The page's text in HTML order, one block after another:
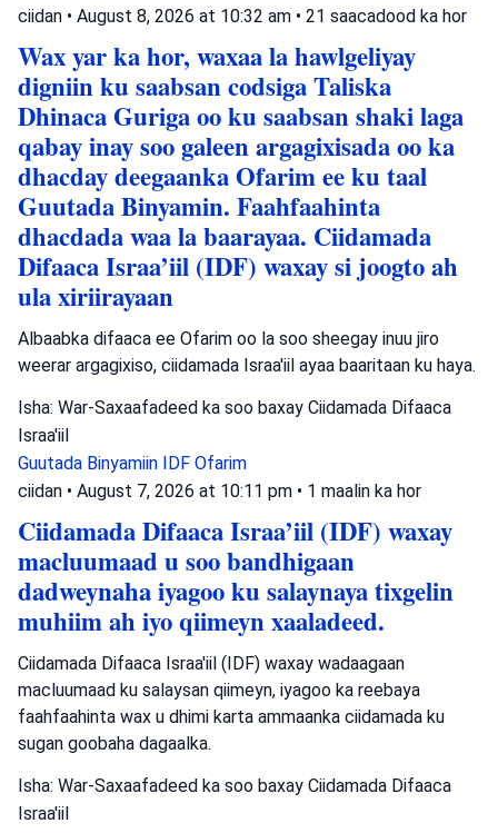
ciidan • August 8, 2026 at 10:32 am • 21 saacadood ka hor
Wax yar ka hor, waxaa la hawlgeliyay
digniin ku saabsan codsiga Taliska
Dhinaca Guriga oo ku saabsan shaki laga
qabay inay soo galeen argagixisada oo ka
dhacday deegaanka Ofarim ee ku taal
Guutada Binyamin. Faahfaahinta
dhacdada waa la baarayaa. Ciidamada
Difaaca Israa’iil (IDF) waxay si joogto ah
ula xiriirayaan
Albaabka difaaca ee Ofarim oo la soo sheegay inuu jiro
weerar argagixiso, ciidamada Israa'iil ayaa baaritaan ku haya.
Isha: War-Saxaafadeed ka soo baxay Ciidamada Difaaca
Israa'iil
Guutada Binyamiin IDF Ofarim
ciidan • August 7, 2026 at 10:11 pm • 1 maalin ka hor
Ciidamada Difaaca Israa’iil (IDF) waxay
macluumaad u soo bandhigaan
dadweynaha iyagoo ku salaynaya tixgelin
muhiim ah iyo qiimeyn xaaladeed.
Ciidamada Difaaca Israa'iil (IDF) waxay wadaagaan
macluumaad ku salaysan qiimeyn, iyagoo ka reebaya
faahfaahinta wax u dhimi karta ammaanka ciidamada ku
sugan goobaha dagaalka.
Isha: War-Saxaafadeed ka soo baxay Ciidamada Difaaca
Israa'iil